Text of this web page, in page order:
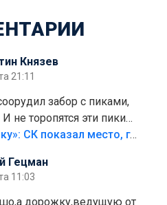
Князев
21:11
забор с пиками,
не торопятся эти пики
«Попал на пику»: СК показал место, где был смертельно травмирован ребенок в Тольятти
Гецман
11:03
дорожку,ведущую от